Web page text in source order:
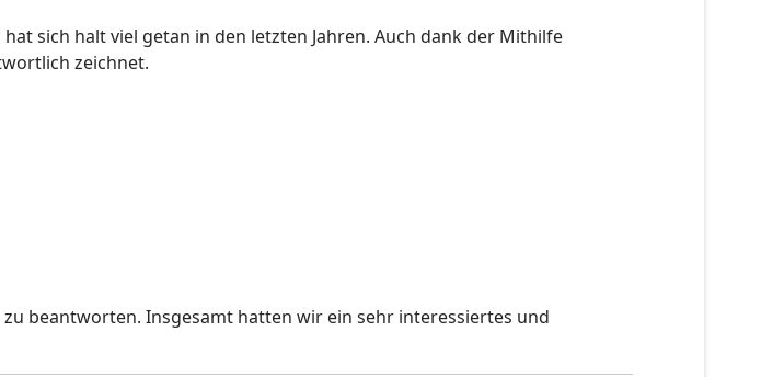
sich halt viel getan in den letzten Jahren. Auch dank der Mithilfe
zeichnet.
beantworten. Insgesamt hatten wir ein sehr interessiertes und